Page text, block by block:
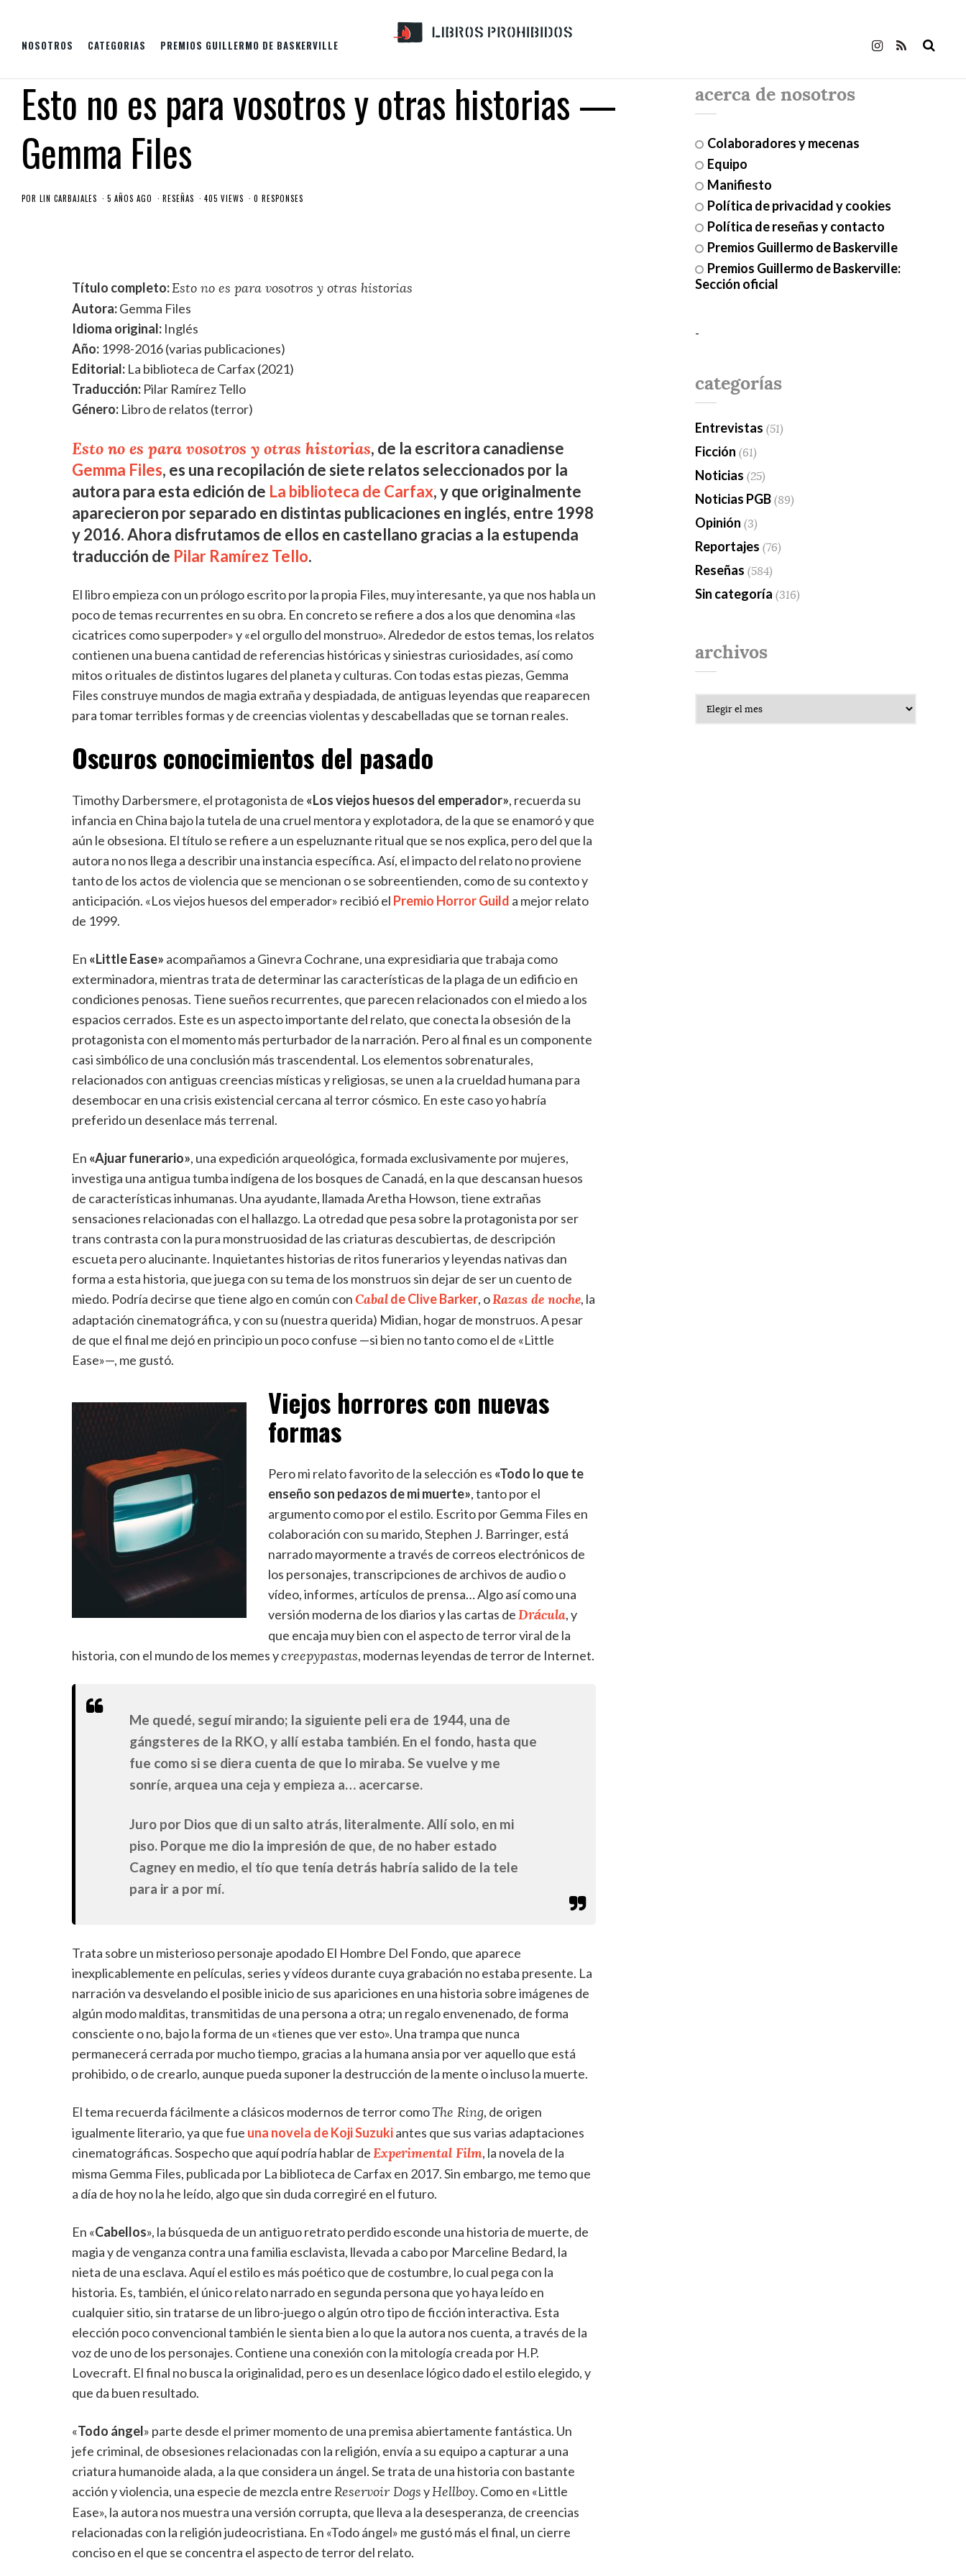
NOSOTROS CATEGORIAS PREMIOS GUILLERMO DE BASKERVILLE
Esto no es para vosotros y otras historias —
Gemma Files
POR LIN CARBAJALES 5 AÑOS AGO RESEÑAS 405 VIEWS 0 RESPONSES
Título completo:Esto no es para vosotros y otras historias
Autora:Gemma Files
Idioma original: Inglés
Año:1998-2016 (varias publicaciones)
Editorial:La biblioteca de Carfax (2021)
Traducción:Pilar Ramírez Tello
Género:Libro de relatos (terror)
Esto no es para vosotros y otras historias, de la escritora canadiense
Gemma Files, es una recopilación de siete relatos seleccionados por la
autora para esta edición de La biblioteca de Carfax, y que originalmente
aparecieron por separado en distintas publicaciones en inglés, entre 1998
y 2016. Ahora disfrutamos de ellos en castellano gracias a la estupenda
traducción de Pilar Ramírez Tello.
El libro empieza con un prólogo escrito por la propia Files, muy interesante, ya que nos habla un
poco de temas recurrentes en su obra. En concreto se refiere a dos a los que denomina «las
cicatrices como superpoder» y «el orgullo del monstruo». Alrededor de estos temas, los relatos
contienen una buena cantidad de referencias históricas y siniestras curiosidades, así como
mitos o rituales de distintos lugares del planeta y culturas. Con todas estas piezas, Gemma
Files construye mundos de magia extraña y despiadada, de antiguas leyendas que reaparecen
para tomar terribles formas y de creencias violentas y descabelladas que se tornan reales.
Oscuros conocimientos del pasado
Timothy Darbersmere, el protagonista de «Los viejos huesos del emperador», recuerda su
infancia en China bajo la tutela de una cruel mentora y explotadora, de la que se enamoró y que
aún le obsesiona. El título se refiere a un espeluznante ritual que se nos explica, pero del que la
autora no nos llega a describir una instancia específica. Así, el impacto del relato no proviene
tanto de los actos de violencia que se mencionan o se sobreentienden, como de su contexto y
anticipación. «Los viejos huesos del emperador» recibió el Premio Horror Guild a mejor relato
de 1999.
En «Little Ease» acompañamos a Ginevra Cochrane, una expresidiaria que trabaja como
exterminadora, mientras trata de determinar las características de la plaga de un edificio en
condiciones penosas. Tiene sueños recurrentes, que parecen relacionados con el miedo a los
espacios cerrados. Este es un aspecto importante del relato, que conecta la obsesión de la
protagonista con el momento más perturbador de la narración. Pero al final es un componente
casi simbólico de una conclusión más trascendental. Los elementos sobrenaturales,
relacionados con antiguas creencias místicas y religiosas, se unen a la crueldad humana para
desembocar en una crisis existencial cercana al terror cósmico. En este caso yo habría
preferido un desenlace más terrenal.
En «Ajuar funerario», una expedición arqueológica, formada exclusivamente por mujeres,
investiga una antigua tumba indígena de los bosques de Canadá, en la que descansan huesos
de características inhumanas. Una ayudante, llamada Aretha Howson, tiene extrañas
sensaciones relacionadas con el hallazgo. La otredad que pesa sobre la protagonista por ser
trans contrasta con la pura monstruosidad de las criaturas descubiertas, de descripción
escueta pero alucinante. Inquietantes historias de ritos funerarios y leyendas nativas dan
forma a esta historia, que juega con su tema de los monstruos sin dejar de ser un cuento de
miedo. Podría decirse que tiene algo en común conCabalde Clive Barker, oRazas de noche, la
adaptación cinematográfica, y con su (nuestra querida) Midian, hogar de monstruos. A pesar
de que el final me dejó en principio un poco confuse —si bien no tanto como el de «Little
Ease»—, me gustó.
Viejos horrores con nuevas
formas
Pero mi relato favorito de la selección es «Todo lo que te
enseño son pedazos de mi muerte», tanto por el
argumento como por el estilo. Escrito por Gemma Files en
colaboración con su marido, Stephen J. Barringer, está
narrado mayormente a través de correos electrónicos de
los personajes, transcripciones de archivos de audio o
vídeo, informes, artículos de prensa… Algo así como una
versión moderna de los diarios y las cartas deDrácula, y
que encaja muy bien con el aspecto de terror viral de la
historia, con el mundo de los memes ycreepypastas, modernas leyendas de terror de Internet.
Me quedé, seguí mirando; la siguiente peli era de 1944, una de
gángsteres de la RKO, y allí estaba también. En el fondo, hasta que
fue como si se diera cuenta de que lo miraba. Se vuelve y me
sonríe, arquea una ceja y empieza a… acercarse.
Juro por Dios que di un salto atrás, literalmente. Allí solo, en mi
piso. Porque me dio la impresión de que, de no haber estado
Cagney en medio, el tío que tenía detrás habría salido de la tele
para ir a por mí.
Trata sobre un misterioso personaje apodado El Hombre Del Fondo, que aparece
inexplicablemente en películas, series y vídeos durante cuya grabación no estaba presente. La
narración va desvelando el posible inicio de sus apariciones en una historia sobre imágenes de
algún modo malditas, transmitidas de una persona a otra; un regalo envenenado, de forma
consciente o no, bajo la forma de un «tienes que ver esto». Una trampa que nunca
permanecerá cerrada por mucho tiempo, gracias a la humana ansia por ver aquello que está
prohibido, o de crearlo, aunque pueda suponer la destrucción de la mente o incluso la muerte.
El tema recuerda fácilmente a clásicos modernos de terror comoThe Ring, de origen
igualmente literario, ya que fue una novela de Koji Suzukiantes que sus varias adaptaciones
cinematográficas. Sospecho que aquí podría hablar deExperimental Film, la novela de la
misma Gemma Files, publicada por La biblioteca de Carfax en 2017. Sin embargo, me temo que
a día de hoy no la he leído, algo que sin duda corregiré en el futuro.
En «Cabellos», la búsqueda de un antiguo retrato perdido esconde una historia de muerte, de
magia y de venganza contra una familia esclavista, llevada a cabo por Marceline Bedard, la
nieta de una esclava. Aquí el estilo es más poético que de costumbre, lo cual pega con la
historia. Es, también, el único relato narrado en segunda persona que yo haya leído en
cualquier sitio, sin tratarse de un libro-juego o algún otro tipo de ficción interactiva. Esta
elección poco convencional también le sienta bien a lo que la autora nos cuenta, a través de la
voz de uno de los personajes. Contiene una conexión con la mitología creada por H.P.
Lovecraft. El final no busca la originalidad, pero es un desenlace lógico dado el estilo elegido, y
que da buen resultado.
«Todo ángel» parte desde el primer momento de una premisa abiertamente fantástica. Un
jefe criminal, de obsesiones relacionadas con la religión, envía a su equipo a capturar a una
criatura humanoide alada, a la que considera un ángel. Se trata de una historia con bastante
acción y violencia, una especie de mezcla entreReservoir DogsyHellboy. Como en «Little
Ease», la autora nos muestra una versión corrupta, que lleva a la desesperanza, de creencias
relacionadas con la religión judeocristiana. En «Todo ángel» me gustó más el final, un cierre
conciso en el que se concentra el aspecto de terror del relato.
acerca de nosotros
Colaboradores y mecenas
Equipo
Manifiesto
Política de privacidad y cookies
Política de reseñas y contacto
Premios Guillermo de Baskerville
Premios Guillermo de Baskerville:
Sección oficial
-
categorías
Entrevistas (51)
Ficción (61)
Noticias (25)
Noticias PGB (89)
Opinión (3)
Reportajes (76)
Reseñas (584)
Sin categoría (316)
archivos